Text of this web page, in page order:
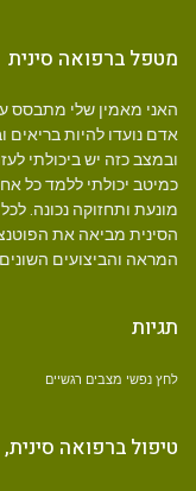
מטפל ברפואה סינית
אדם נועדו להיות
ובמצב כזה יש ביכולתי
כמיטב יכולתי ללמד כל
מונעת ותחזוקה נכונה.
הסינית מביאה את
המראה והביצועים השונים
תגיות
לחץ נפשי מצבים רגשיים
טיפול ברפואה